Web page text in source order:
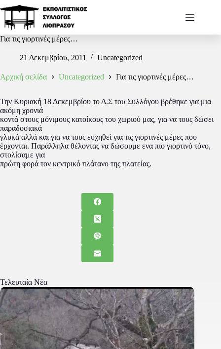
Για τις γιορτινές μέρες…
21 Δεκεμβρίου, 2011 Uncategorized
Αρχική σελίδα Uncategorized Για τις γιορτινές μέρες…
Την Κυριακή 18 Δεκεμβρίου το Δ.Σ του Συλλόγου βρέθηκε για μια
ακόμη χρονιά
κοντά στους μόνιμους κατοίκους του χωριού μας, για να τους δώσει
παραδοσιακά
γλυκά αλλά και για να τους ευχηθεί για τις γιορτινές μέρες που
έρχονται. Παράλληλα θέλοντας να δώσουμε ενα πιο γιορτινό τόνο,
στολίσαμε για
πρώτη φορά τον κεντρικό πλάτανο της πλατείας.
Τελευταία Νέα